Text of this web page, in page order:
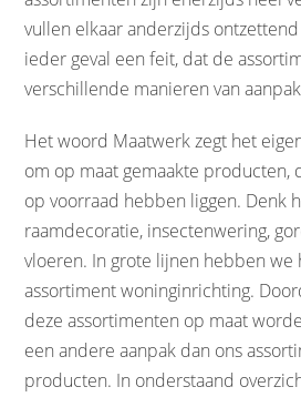
vullen elkaar anderzijds
ieder geval een feit, dat de
verschillende manieren van
Het woord Maatwerk zegt het
om op maat gemaakte producten,
op voorraad hebben liggen. Denk
raamdecoratie, insectenwering,
vloeren. In grote lijnen hebben we
assortiment woninginrichting.
deze assortimenten op maat
een andere aanpak dan ons
producten. In onderstaand